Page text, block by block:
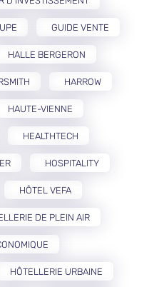
GUIDE VENTE
HALLE BERGERON
HARROW
HAUTE-VIENNE
HEALTHTECH
HOSPITALITY
HÔTEL VEFA
DE PLEIN AIR
HÔTELLERIE URBAINE